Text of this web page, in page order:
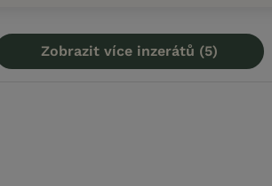
Zobrazit více inzerátů (5)